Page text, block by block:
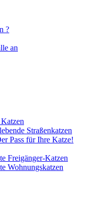
?
an
Straßenkatzen
Pass für Ihre Katze!
Freigänger-Katzen
Wohnungskatzen